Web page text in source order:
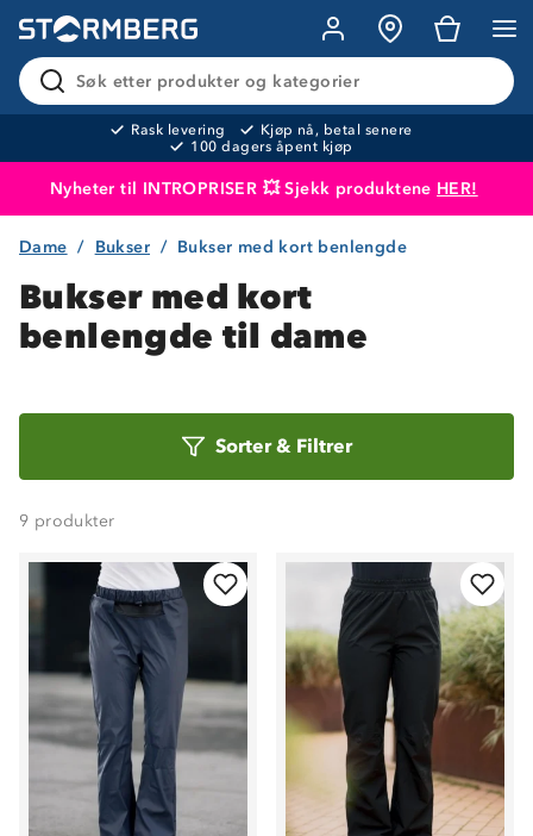
Søk etter produkter og kategorier
Rask levering
Kjøp nå, betal senere
100 dagers åpent kjøp
Nyheter til INTROPRISER 💥 Sjekk produktene HER!
Produktet er lagt i handlekurven Til kassen
Dame Bukser Bukser med kort benlengde
Bukser med kort
benlengde til dame
Sorter& Filtrer
9 produkter